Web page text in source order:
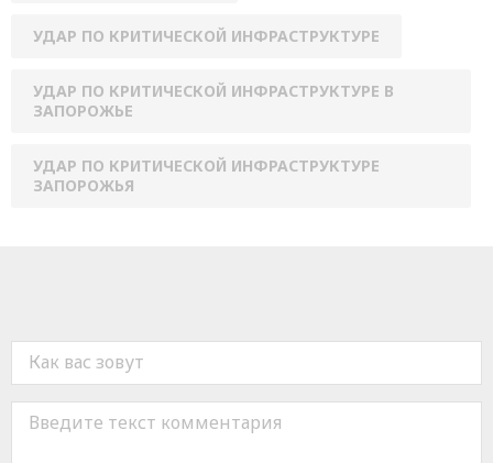
УДАР ПО КРИТИЧЕСКОЙ ИНФРАСТРУКТУРЕ
УДАР ПО КРИТИЧЕСКОЙ ИНФРАСТРУКТУРЕ В
ЗАПОРОЖЬЕ
УДАР ПО КРИТИЧЕСКОЙ ИНФРАСТРУКТУРЕ
ЗАПОРОЖЬЯ